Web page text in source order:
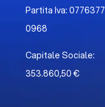
Partita Iva: 0776377
0968
Capitale Sociale:
353.860,50 €